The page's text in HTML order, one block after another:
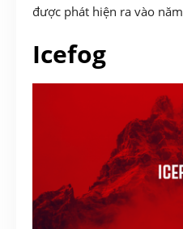
được phát hiện ra vào
Icefog